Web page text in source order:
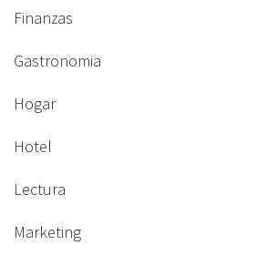
Finanzas
Gastronomia
Hogar
Hotel
Lectura
Marketing